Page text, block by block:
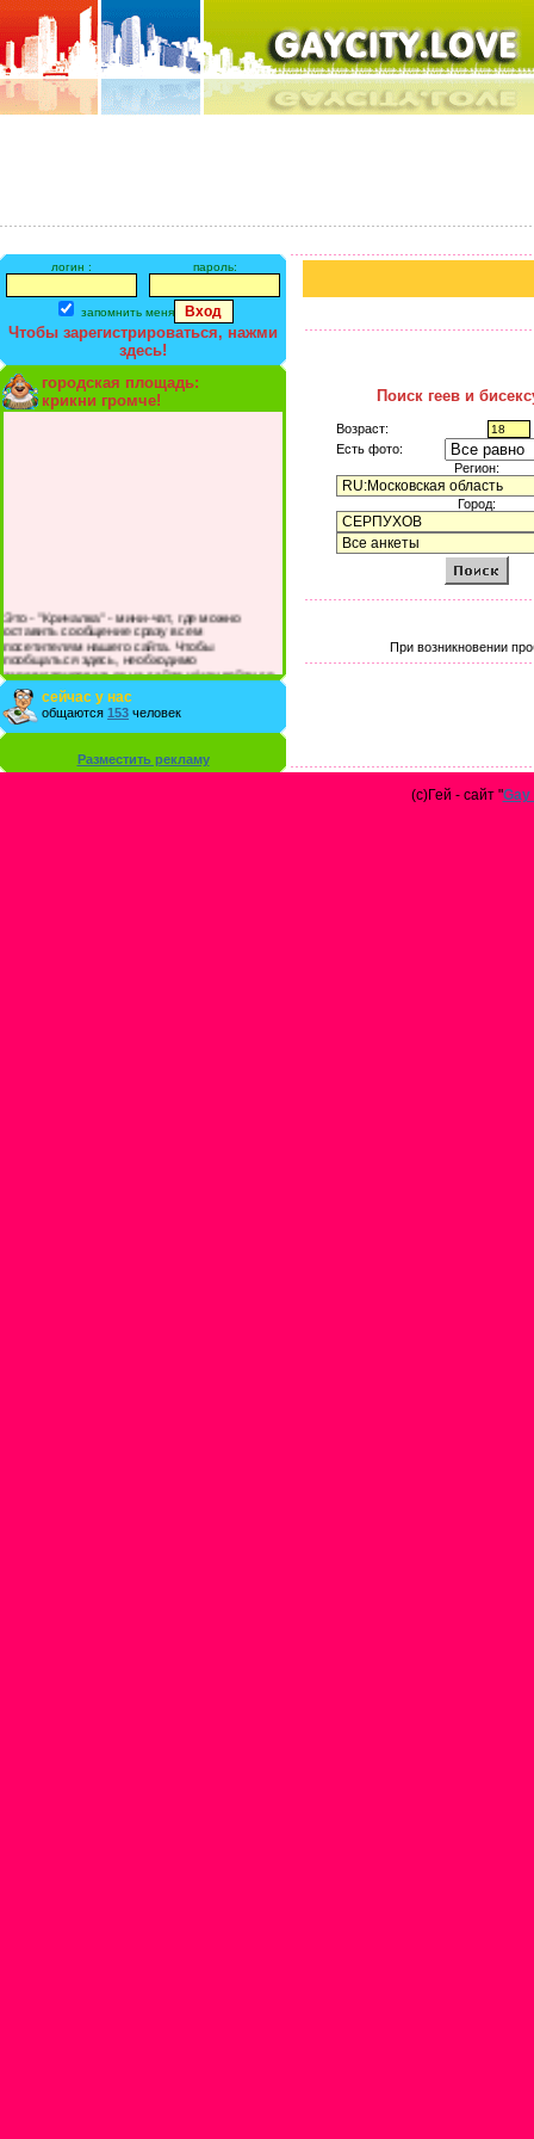
логин : пароль:
запомнить меня
Чтобы зарегистрироваться, нажми
здесь!
городская площадь:
крикни громче!
Это - "Кричалка" - мини-чат, где можно
оставить сообщение сразу всем
посетителям нашего сайта. Чтобы
пообщаться здесь, необходимо
зарегистрироваться на сайте и/или войти со
своими логином и паролем.
сейчас у нас
общаются 153 человек
Разместить рекламу
Поиск геев и
Возраст:
Есть фото:
Регион:
Город:
При возникновении
(с)Гей - сайт "Gay